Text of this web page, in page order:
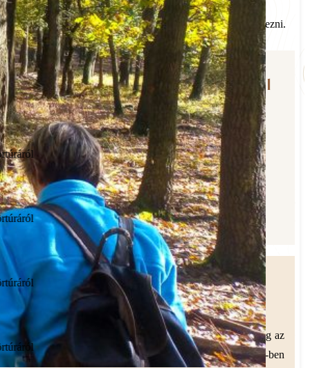
Nincs más dolgod, mint túrázáshoz öltözni és időben érkezni.
Videós vélemények a túráinkról
Litkai Gergely véleménye az első Parádsasvári körtúráról
Horváth Lajos Ottó véleménye az Ilona-völgyi körtúráról
Litkai Gergely véleménye az első Parádsasvári körtúráról
Horváth Lajos Ottó véleménye az Ilona-völgyi körtúráról
Étresítések a túrákról
Ha szeretnél elsők között értesülnia túrákról, add meg az
elérhetőséged és 100% spam mentese-mail-ben